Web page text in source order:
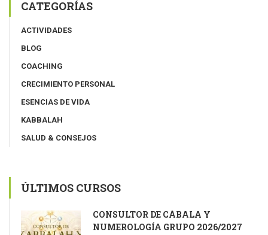
CATEGORÍAS
ACTIVIDADES
BLOG
COACHING
CRECIMIENTO PERSONAL
ESENCIAS DE VIDA
KABBALAH
SALUD & CONSEJOS
ÚLTIMOS CURSOS
CONSULTOR DE CÁBALA Y
NUMEROLOGÍA GRUPO 2026/2027